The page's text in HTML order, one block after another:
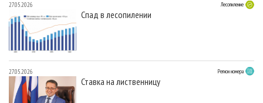
27.05.2026 Лесопиление
Спад в лесопилении
27.05.2026 Регион номера
Ставка на лиственницу